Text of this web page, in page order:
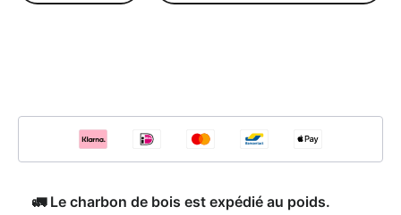
🚛 Le charbon de bois est expédié au poids.